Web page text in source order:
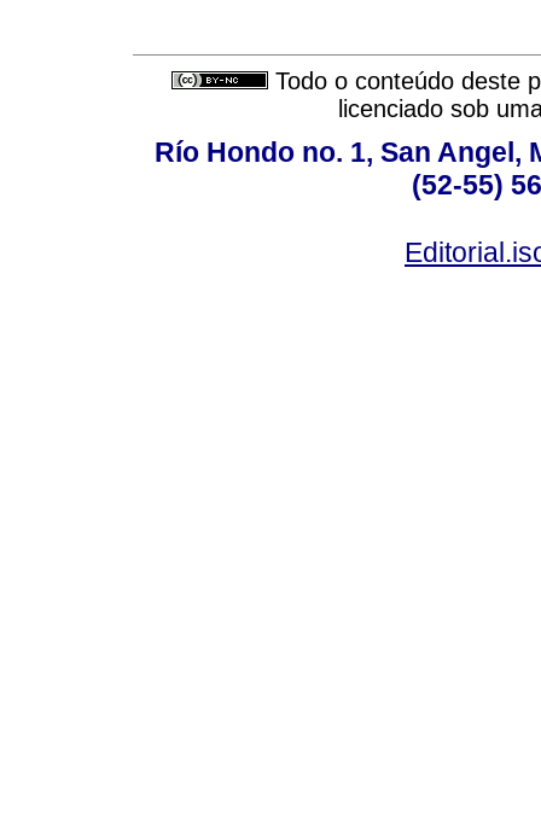
Todo o conteúdo deste
licenciado sob
Río Hondo no. 1, San Angel,
(52-55)